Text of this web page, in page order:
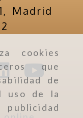
cookies
que
de
uso de la
Madrid